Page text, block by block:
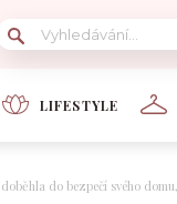
LIFESTYLE
do bezpečí svého